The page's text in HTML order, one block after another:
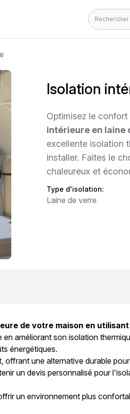
Rechercher
Isolation
Optimisez le
intérieure en laine
excellente isolation
installer. Faites le
chaleureux et
Type d'isolation:
Laine de verre
de votre maison en
améliorant son isolation
énergétiques.
une alternative durable
un devis personnalisé pour
un environnement plus